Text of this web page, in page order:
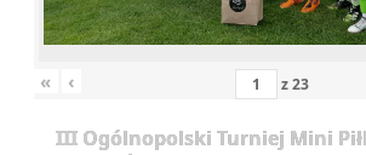
« ‹ z23
III Ogólnopolski Turniej Mini